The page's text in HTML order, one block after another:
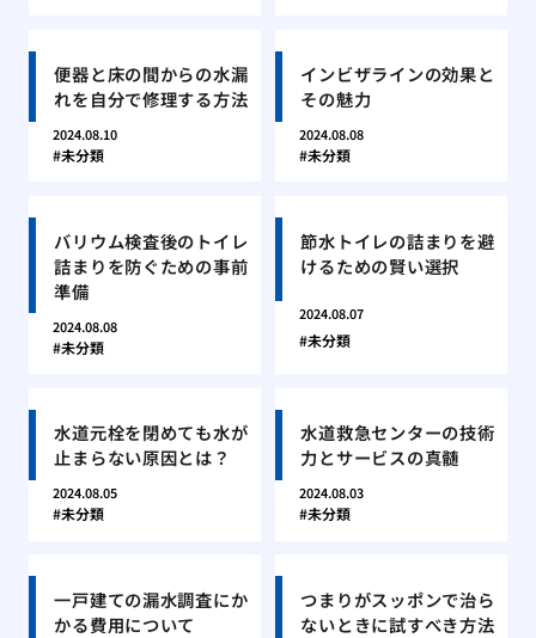
便器と床の間からの水漏
れを自分で修理する方法
2024.08.10
未分類
インビザラインの効果と
その魅力
2024.08.08
未分類
バリウム検査後のトイレ
詰まりを防ぐための事前
準備
2024.08.08
未分類
節水トイレの詰まりを避
けるための賢い選択
2024.08.07
未分類
水道元栓を閉めても水が
止まらない原因とは？
2024.08.05
未分類
水道救急センターの技術
力とサービスの真髄
2024.08.03
未分類
一戸建ての漏水調査にか
かる費用について
つまりがスッポンで治ら
ないときに試すべき方法